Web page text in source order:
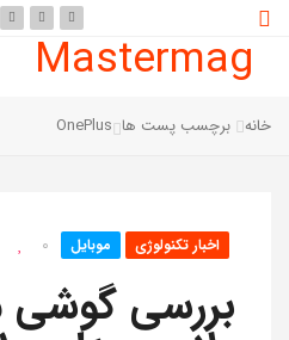
Mastermag
خانه برچسب پست ها OnePlus
اخبار تکنولوژی موبایل 0
بررسی گوشی